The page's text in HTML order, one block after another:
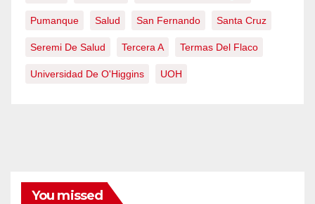
Pumanque Salud San Fernando Santa Cruz
Seremi De Salud Tercera A Termas Del Flaco
Universidad De O'Higgins UOH
You missed